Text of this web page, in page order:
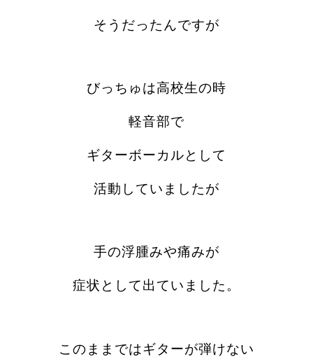
そうだったんですが
びっちゅは高校生の時
軽音部で
ギターボーカルとして
活動していましたが
手の浮腫みや痛みが
症状として出ていました。
このままではギターが弾けない